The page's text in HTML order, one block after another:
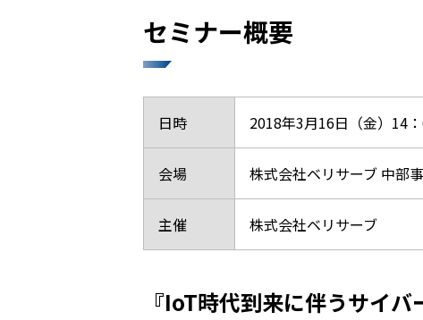
セミナー概要
日時 2018年3月16日（金）14
会場 株式会社ベリサーブ 中部
主催 株式会社ベリサーブ
『IoT時代到来に伴うサイ